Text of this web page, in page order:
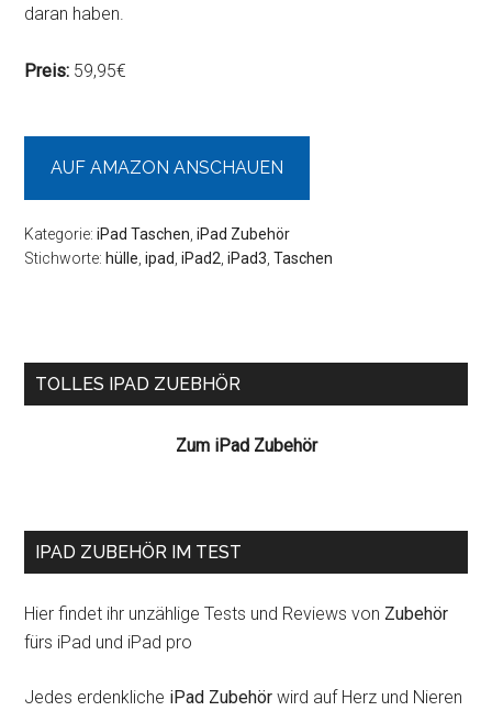
daran haben.
Preis: 59,95€
AUF AMAZON ANSCHAUEN
Kategorie:iPad Taschen ,iPad Zubehör
Stichworte: hülle ,ipad ,iPad2 ,iPad3 ,Taschen
Seitenspalte
TOLLES IPAD ZUEBHÖR
Zum iPad Zubehör
IPAD ZUBEHÖR IM TEST
Hier findet ihr unzählige Tests und Reviews von Zubehör
fürs iPad und iPad pro
Jedes erdenkliche iPad Zubehör wird auf Herz und Nieren